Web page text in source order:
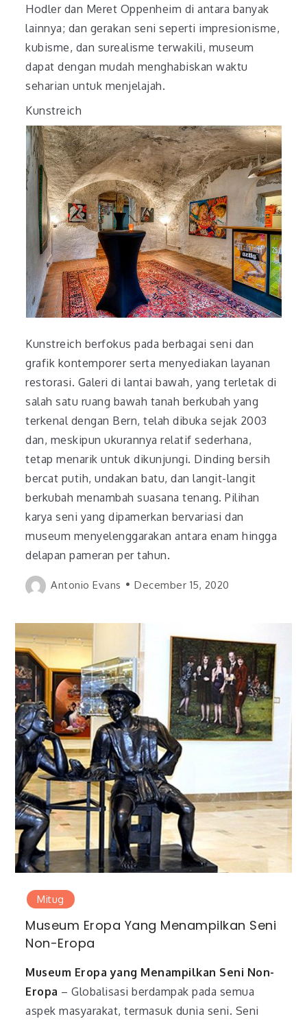
Hodler dan Meret Oppenheim di antara banyak
lainnya; dan gerakan seni seperti impresionisme,
kubisme, dan surealisme terwakili, museum
dapat dengan mudah menghabiskan waktu
seharian untuk menjelajah.
Kunstreich
Kunstreich berfokus pada berbagai seni dan
grafik kontemporer serta menyediakan layanan
restorasi. Galeri di lantai bawah, yang terletak di
salah satu ruang bawah tanah berkubah yang
terkenal dengan Bern, telah dibuka sejak 2003
dan, meskipun ukurannya relatif sederhana,
tetap menarik untuk dikunjungi. Dinding bersih
bercat putih, undakan batu, dan langit-langit
berkubah menambah suasana tenang. Pilihan
karya seni yang dipamerkan bervariasi dan
museum menyelenggarakan antara enam hingga
delapan pameran per tahun.
Antonio Evans December 15, 2020
Mitug
Museum Eropa Yang Menampilkan Seni
Non-Eropa
Museum Eropa yang Menampilkan Seni Non-
Eropa – Globalisasi berdampak pada semua
aspek masyarakat, termasuk dunia seni. Seni